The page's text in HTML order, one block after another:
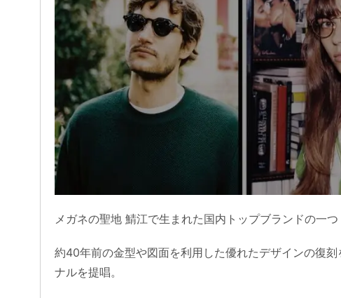
メガネの聖地 鯖江で生まれた国内トップブランドの一
約40年前の金型や図面を利用した優れたデザインの復
ナルを提唱。